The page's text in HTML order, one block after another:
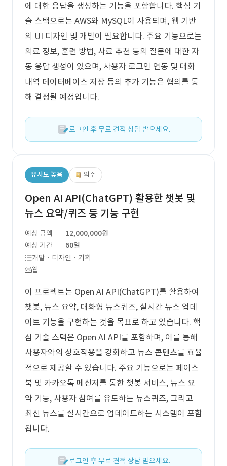
에 대한 응답을 생성하는 기능을 포함합니다. 핵심 기
술 스택으로는 AWS와 MySQL이 사용되며, 웹 기반
의 UI 디자인 및 개발이 필요합니다. 주요 기능으로는
의료 정보, 훈련 방법, 사료 추천 등의 질문에 대한 자
동 응답 생성이 있으며, 사용자 로그인 연동 및 대화
내역 데이터베이스 저장 등의 추가 기능은 협의를 통
해 결정될 예정입니다.
로그인 후 무료 견적 상담 받으세요.
유사도 높음 외주
Open AI API(ChatGPT) 활용한 챗봇 및
뉴스 요약/퀴즈 등 기능 구현
예상 금액
12,000,000원
예상 기간
60일
개발 · 디자인 · 기획
웹
이 프로젝트는 Open AI API(ChatGPT)를 활용하여
챗봇, 뉴스 요약, 대화형 뉴스퀴즈, 실시간 뉴스 업데
이트 기능을 구현하는 것을 목표로 하고 있습니다. 핵
심 기술 스택은 Open AI API를 포함하며, 이를 통해
사용자와의 상호작용을 강화하고 뉴스 콘텐츠를 효율
적으로 제공할 수 있습니다. 주요 기능으로는 페이스
북 및 카카오톡 메신저를 통한 챗봇 서비스, 뉴스 요
약 기능, 사용자 참여를 유도하는 뉴스퀴즈, 그리고
최신 뉴스를 실시간으로 업데이트하는 시스템이 포함
됩니다.
로그인 후 무료 견적 상담 받으세요.